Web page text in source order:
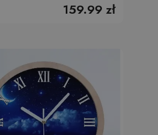
159.99 zł